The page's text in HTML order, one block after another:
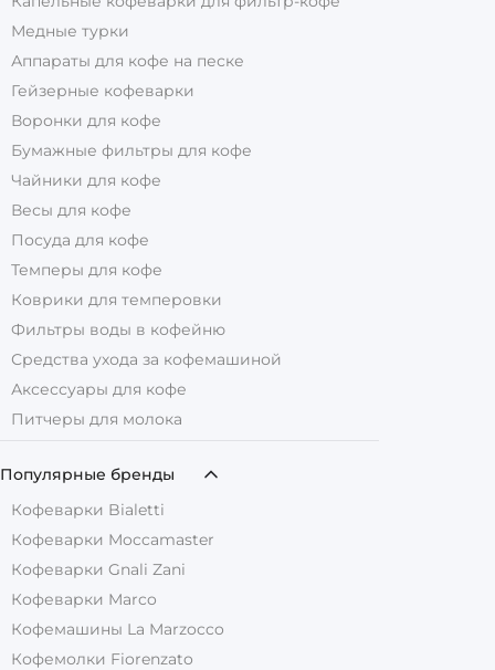
Медные турки
Аппараты для кофе на песке
Гейзерные кофеварки
Воронки для кофе
Бумажные фильтры для кофе
Чайники для кофе
Весы для кофе
Посуда для кофе
Темперы для кофе
Коврики для темперовки
Фильтры воды в кофейню
Средства ухода за кофемашиной
Аксессуары для кофе
Питчеры для молока
Популярные бренды
Кофеварки Bialetti
Кофеварки Moccamaster
Кофеварки Gnali Zani
Кофеварки Marco
Кофемашины La Marzocco
Кофемолки Fiorenzato